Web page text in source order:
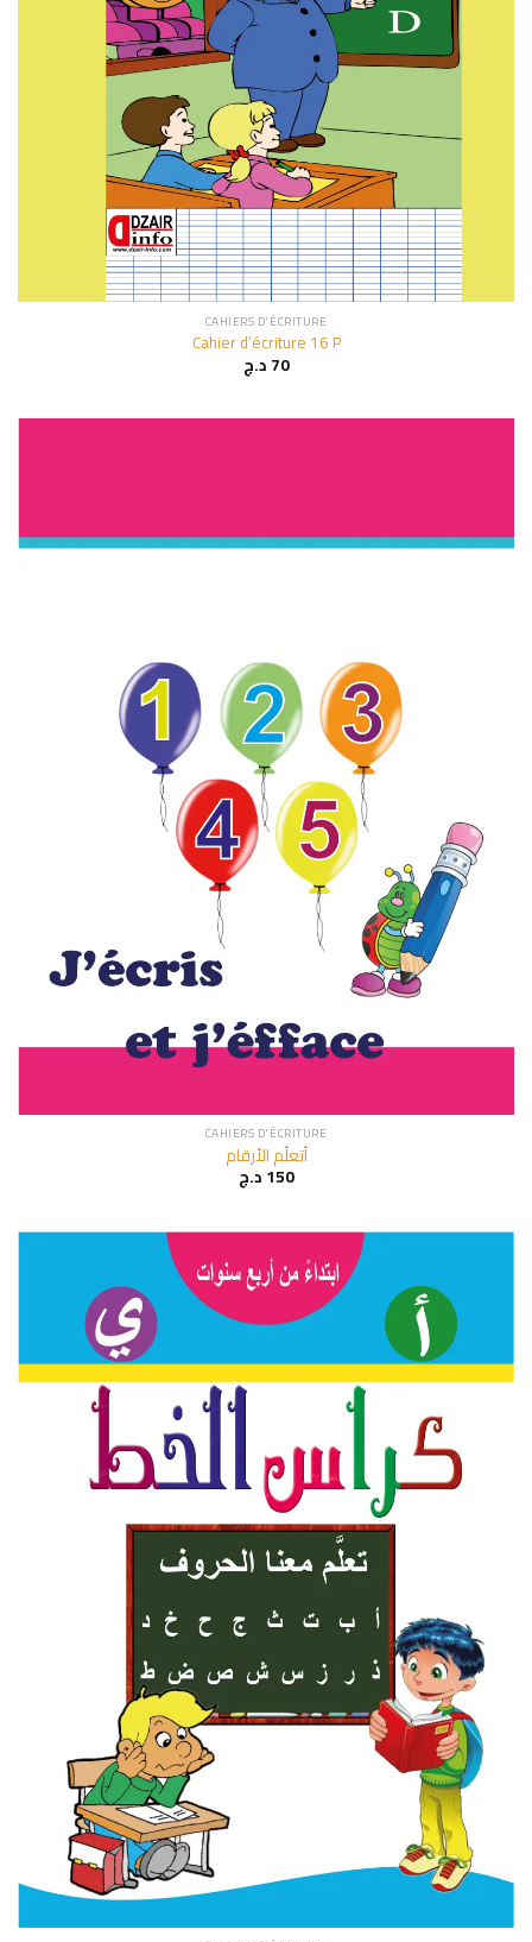
CAHIERS D'ÉCRITURE
Cahier d’écriture 16 P
70د.ج
CAHIERS D'ÉCRITURE
أتعلّم الأرقام
150د.ج